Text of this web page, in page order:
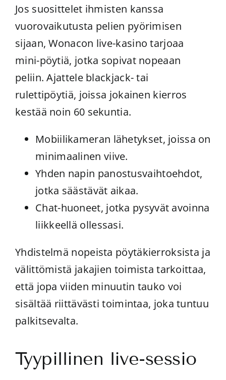
Jos suosittelet ihmisten kanssa
vuorovaikutusta pelien pyörimisen
sijaan, Wonacon live-kasino tarjoaa
mini-pöytiä, jotka sopivat nopeaan
peliin. Ajattele blackjack- tai
rulettipöytiä, joissa jokainen kierros
kestää noin 60 sekuntia.
Mobiilikameran lähetykset, joissa on
minimaalinen viive.
Yhden napin panostusvaihtoehdot,
jotka säästävät aikaa.
Chat-huoneet, jotka pysyvät avoinna
liikkeellä ollessasi.
Yhdistelmä nopeista pöytäkierroksista ja
välittömistä jakajien toimista tarkoittaa,
että jopa viiden minuutin tauko voi
sisältää riittävästi toimintaa, joka tuntuu
palkitsevalta.
Tyypillinen live-sessio